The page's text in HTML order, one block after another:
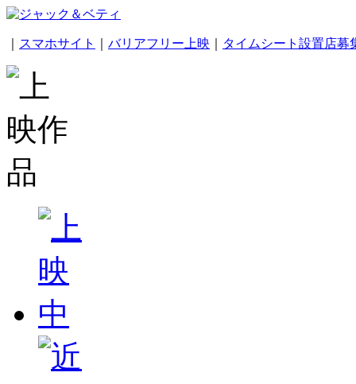
スマホサイト バリアフリー上映 タイムシート設置店募